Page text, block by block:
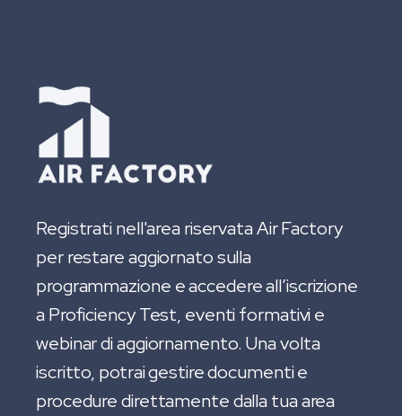
Registrati nell'area riservata Air Factory
per restare aggiornato sulla
programmazione e accedere all’iscrizione
a Proficiency Test, eventi formativi e
webinar di aggiornamento. Una volta
iscritto, potrai gestire documenti e
procedure direttamente dalla tua area